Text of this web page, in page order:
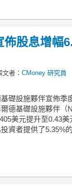
股息增幅
文者： CMoney 研究員
礎設施夥伴宣佈季
德基礎設施夥伴（
美元提升至0.43
資者提供了5.35%